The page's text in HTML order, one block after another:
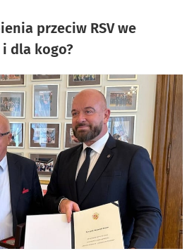
przeciw RSV we
i dla kogo?